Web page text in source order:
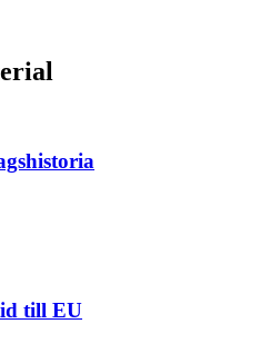
till EU